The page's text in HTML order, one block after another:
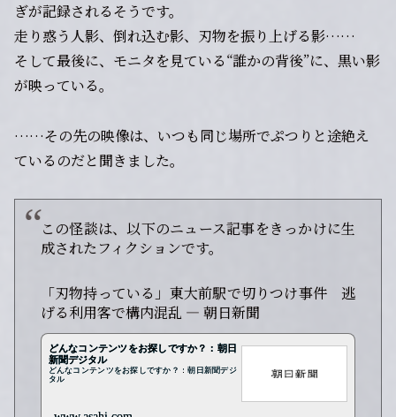
ぎが記録されるそうです。
走り惑う人影、倒れ込む影、刃物を振り上げる影……
そして最後に、モニタを見ている“誰かの背後”に、黒い影
が映っている。
……その先の映像は、いつも同じ場所でぷつりと途絶え
ているのだと聞きました。
この怪談は、以下のニュース記事をきっかけに生
成されたフィクションです。
「刃物持っている」東大前駅で切りつけ事件 逃
げる利用客で構内混乱 — 朝日新聞
どんなコンテンツをお探しですか？：朝日
新聞デジタル
どんなコンテンツをお探しですか？：朝日新聞デジ
タル